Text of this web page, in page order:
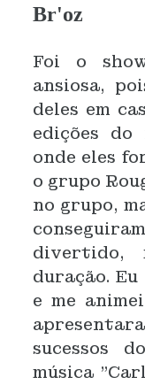
Br'oz
Foi o
ansiosa,
deles em
edições
onde eles
o grupo
no grupo,
divertido,
duração.
e me
sucessos
música